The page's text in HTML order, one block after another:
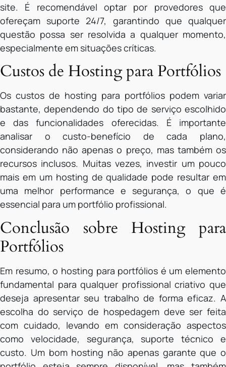
site. É recomendável optar por provedores que
ofereçam suporte 24/7, garantindo que qualquer
questão possa ser resolvida a qualquer momento,
especialmente em situações críticas.
Custos de Hosting para Portfólios
Os custos de hosting para portfólios podem variar
bastante, dependendo do tipo de serviço escolhido
e das funcionalidades oferecidas. É importante
analisar o custo-benefício de cada plano,
considerando não apenas o preço, mas também os
recursos inclusos. Muitas vezes, investir um pouco
mais em um hosting de qualidade pode resultar em
uma melhor performance e segurança, o que é
essencial para um portfólio profissional.
Conclusão sobre Hosting para
Portfólios
Em resumo, o hosting para portfólios é um elemento
fundamental para qualquer profissional criativo que
deseja apresentar seu trabalho de forma eficaz. A
escolha do serviço de hospedagem deve ser feita
com cuidado, levando em consideração aspectos
como velocidade, segurança, suporte técnico e
custo. Um bom hosting não apenas garante que o